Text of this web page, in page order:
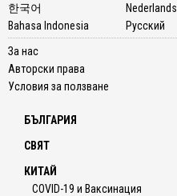
한국어
Bahasa Indonesia
Nederlands
Русский
За нас
Авторски права
Условия за ползване
БЪЛГАРИЯ
СВЯТ
КИТАЙ
COVID-19 и Ваксинация